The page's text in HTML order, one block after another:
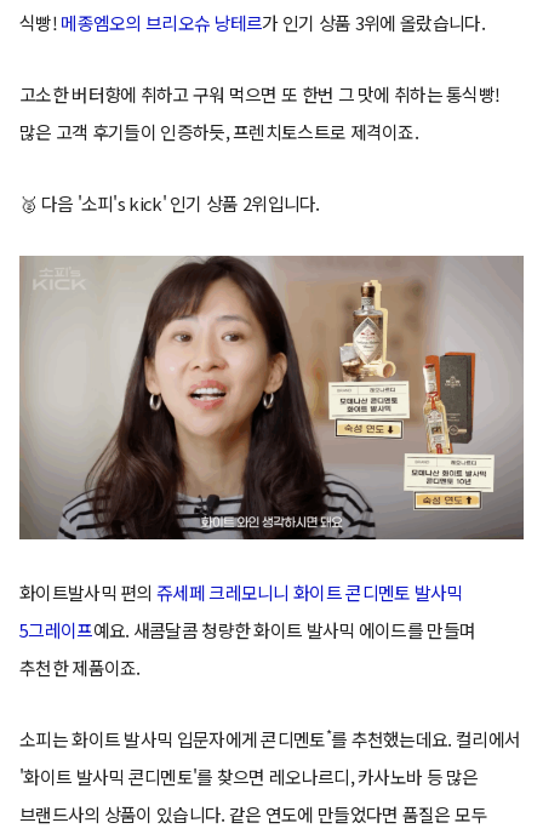
식빵!메종엠오의 브리오슈 낭테르가 인기 상품 3위에 올랐습니다.
고소한 버터향에 취하고 구워 먹으면 또 한번 그 맛에 취하는 통식빵!
많은 고객 후기들이 인증하듯, 프렌치토스트로 제격이죠.
🥈 다음 '소피's kick' 인기 상품 2위입니다.
화이트발사믹 편의쥬세페 크레모니니 화이트 콘디멘토 발사믹
5그레이프예요. 새콤달콤 청량한 화이트 발사믹 에이드를 만들며
추천한 제품이죠.
소피는 화이트 발사믹 입문자에게 콘디멘토*를 추천했는데요. 컬리에서
'화이트 발사믹 콘디멘토'를 찾으면 레오나르디, 카사노바 등 많은
브랜드사의 상품이 있습니다. 같은 연도에 만들었다면 품질은 모두